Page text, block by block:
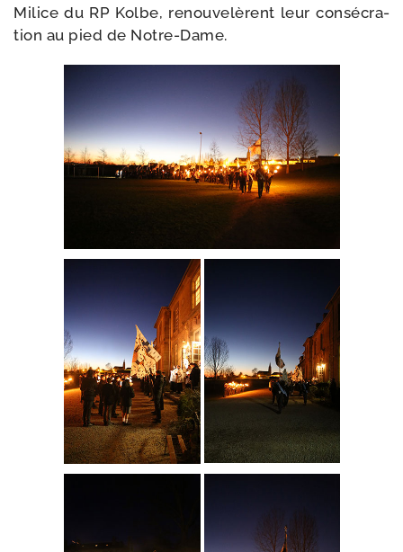
Milice du RP Kolbe, renou­ve­lèrent leur consé­cra­
tion au pied de Notre-Dame.